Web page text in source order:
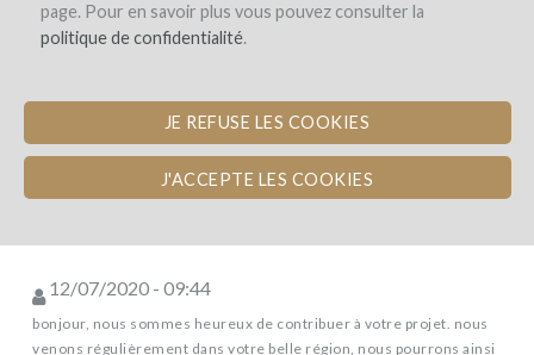
page. Pour en savoir plus vous pouvez consulter la
politique de confidentialité.
JE REFUSE LES COOKIES
J'ACCEPTE LES COOKIES
OUVERTURE D'UN GÎTE
nouveau commentaire
12/07/2020 - 09:44
bonjour, nous sommes heureux de contribuer à votre projet. nous
venons régulièrement dans votre belle région, nous pourrons ainsi